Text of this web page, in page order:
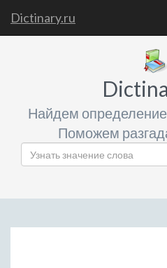
Dictinary.ru
Найдем
Поможем